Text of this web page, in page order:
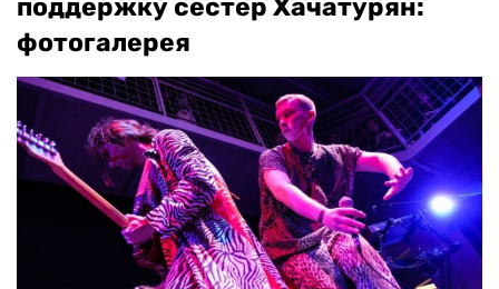
поддержку сестер Хачатурян:
фотогалерея